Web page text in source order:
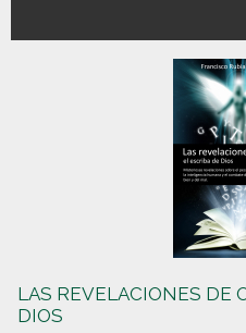
LAS REVELACIONES DE
DIOS